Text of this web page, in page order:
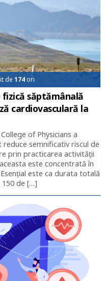
de174ori
săptămânală
cardiovasculară la
of Physicians a
semnificativ riscul de
prin practicarea activității
este concentrată în
este ca durata totală
150 de […]